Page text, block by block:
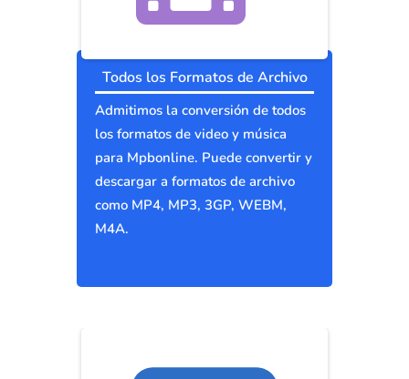
Todos los Formatos de Archivo
Admitimos la conversión de todos
los formatos de video y música
para Mpbonline. Puede convertir y
descargar a formatos de archivo
como MP4, MP3, 3GP, WEBM,
M4A.